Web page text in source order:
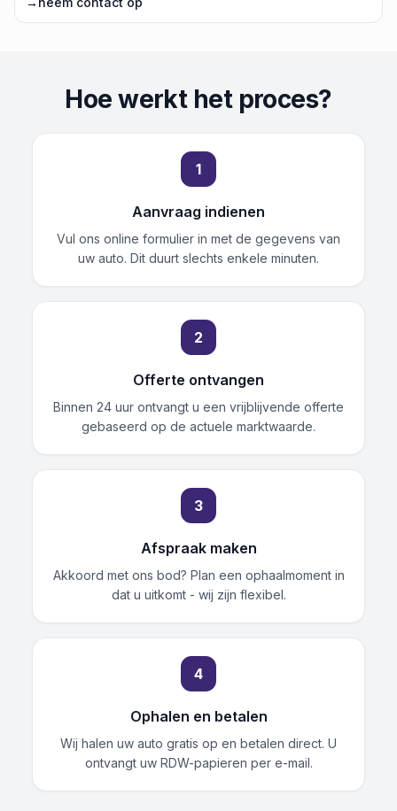
Hoe werkt het proces?
1
Aanvraag indienen
Vul ons online formulier in met de gegevens van
uw auto. Dit duurt slechts enkele minuten.
2
Offerte ontvangen
Binnen 24 uur ontvangt u een vrijblijvende offerte
gebaseerd op de actuele marktwaarde.
3
Afspraak maken
Akkoord met ons bod? Plan een ophaalmoment in
dat u uitkomt - wij zijn flexibel.
4
Ophalen en betalen
Wij halen uw auto gratis op en betalen direct. U
ontvangt uw RDW-papieren per e-mail.